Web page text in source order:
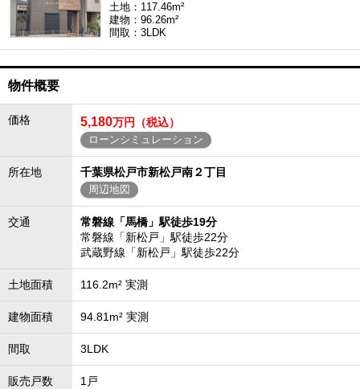
土地：117.46m²
建物：96.26m²
間取：3LDK
物件概要
価格 5,180万円（税込）
ローンシミュレーション
所在地 千葉県松戸市新松戸南２丁目
周辺地図
交通
常磐線「馬橋」駅徒歩19分
常磐線「新松戸」駅徒歩22分
武蔵野線「新松戸」駅徒歩22分
土地面積 116.2m² 実測
建物面積 94.81m² 実測
間取 3LDK
販売戸数 1戸